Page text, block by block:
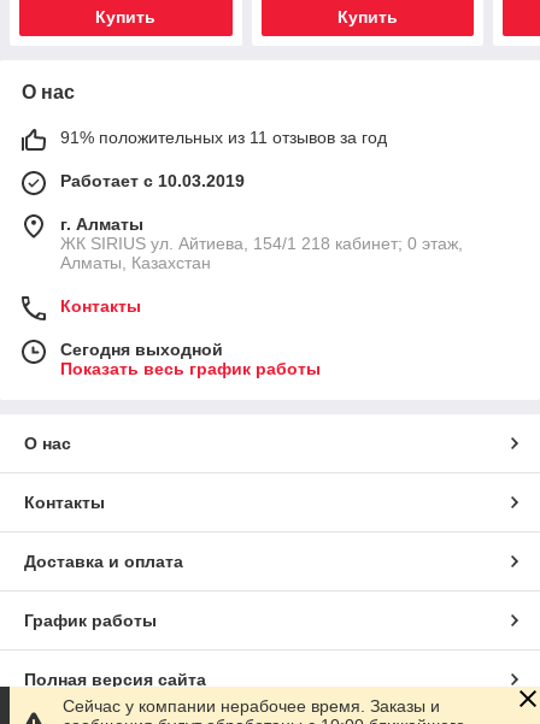
Купить Купить
О нас
91% положительных из 11 отзывов за год
Работает с 10.03.2019
г. Алматы
​ЖК SIRIUS​ ул. Айтиева, 154/1​ 218 кабинет; 0 этаж,
Алматы, Казахстан
Контакты
Сегодня выходной
Показать весь график работы
О нас
Контакты
Доставка и оплата
График работы
Полная версия сайта
Сейчас у компании нерабочее время. Заказы и